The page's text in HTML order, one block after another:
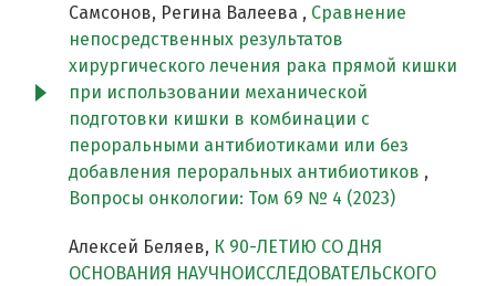
Самсонов, Регина Валеева , Сравнение
непосредственных результатов
хирургического лечения рака прямой кишки
при использовании механической
подготовки кишки в комбинации с
пероральными антибиотиками или без
добавления пероральных антибиотиков ,
Вопросы онкологии: Том 69 № 4 (2023)
Алексей Беляев, К 90-ЛЕТИЮ СО ДНЯ
ОСНОВАНИЯ НАУЧНОИССЛЕДОВАТЕЛЬСКОГО